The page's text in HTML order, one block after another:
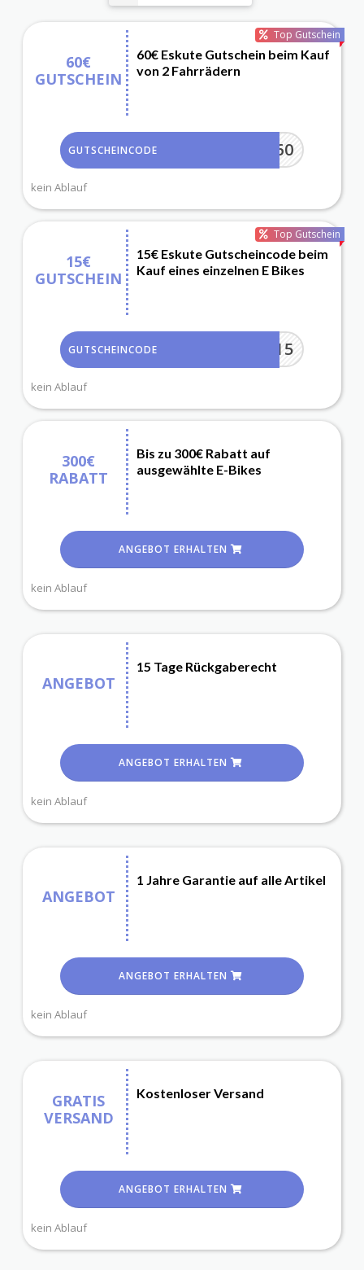
Top Gutschein
60€
GUTSCHEIN
60€ Eskute Gutschein beim Kauf
von 2 Fahrrädern
FASTER60
GUTSCHEINCODE
kein Ablauf
Top Gutschein
15€
GUTSCHEIN
15€ Eskute Gutscheincode beim
Kauf eines einzelnen E Bikes
NEW15
GUTSCHEINCODE
kein Ablauf
300€
RABATT
Bis zu 300€ Rabatt auf
ausgewählte E-Bikes
ANGEBOT ERHALTEN
kein Ablauf
ANGEBOT
15 Tage Rückgaberecht
ANGEBOT ERHALTEN
kein Ablauf
ANGEBOT
1 Jahre Garantie auf alle Artikel
ANGEBOT ERHALTEN
kein Ablauf
GRATIS
VERSAND
Kostenloser Versand
ANGEBOT ERHALTEN
kein Ablauf